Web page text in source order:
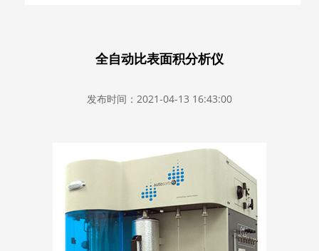
全自动比表面积分析仪
发布时间：2021-04-13 16:43:00